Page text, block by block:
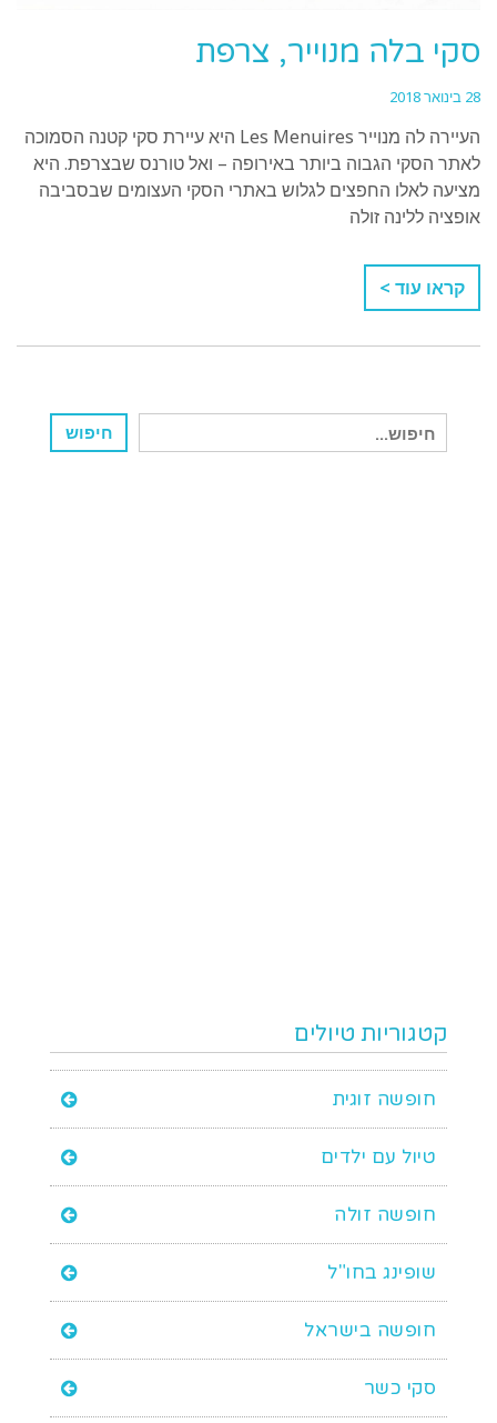
סקי בלה מנוייר, צרפת
28 בינואר 2018
העיירה לה מנוייר Les Menuires היא עיירת סקי קטנה הסמוכה
לאתר הסקי הגבוה ביותר באירופה – ואל טורנס שבצרפת. היא
מציעה לאלו החפצים לגלוש באתרי הסקי העצומים שבסביבה
אופציה ללינה זולה
קראו עוד >
חיפוש
עבור:
חיפוש
קטגוריות טיולים
חופשה זוגית
טיול עם ילדים
חופשה זולה
שופינג בחו"ל
חופשה בישראל
סקי כשר